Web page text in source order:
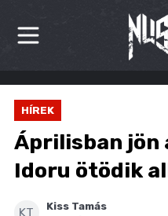
HÍREK
KRITIKÁK
BESZÁMOLÓK
HÍREK
Áprilisban jön
Idoru ötödik
KT
Kiss Tamás